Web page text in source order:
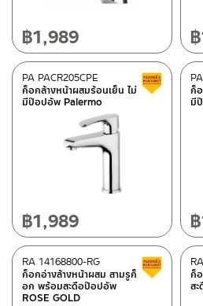
สินค้าลดราคา เคลียร์สต็อก
มีสต็อกปกติ
฿1,989 ฿
ก็อกล้างหน้าผสมร้อนเย็น ไม่
มีป๊อปอัพ Palermo
PA PACR205CPE สิน
฿1,989
ก็
มี
฿
ก็อกอ่างล้างหน้าผสม สามรูก็
อก พร้อมสะดือป๊อปอัพ
ROSE GOLD
RA 14168800-RG สิน
ก็
ส